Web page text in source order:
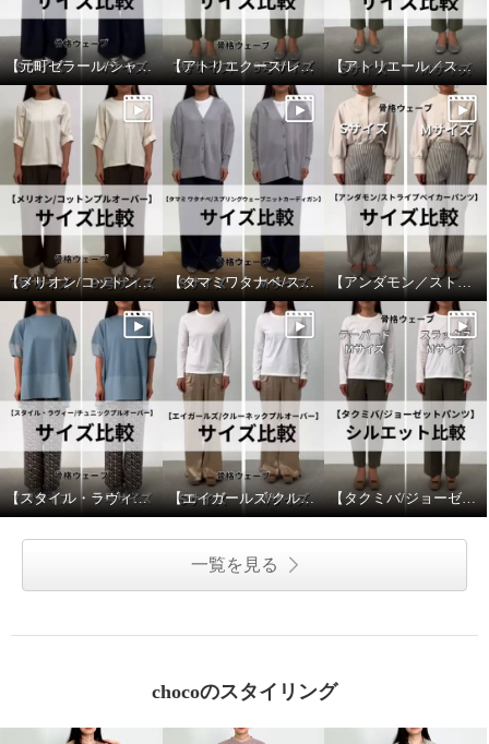
マイジュジュ 一枚で決まる！ 裾
プリーツ レイヤード風プルオー
マイジュジュ 一枚で決まる！ 裾
プリーツ レイヤード風プルオー
【元町ゼラール/シャツカーディガン】サイズ比較 【アトリエクース/レーススリーブブラウス】サイズ比較 【アトリエール／ストレッチカーブパンツ】サイズ比較
【メリオン/コットンプルオーバー】サイズ比較 【タマミワタナベ/スプリングウェーブニットカーディガン】サイズ比較 【アンダモン／ストライプベイカーパンツ】サイズ比較
【スタイル・ラヴィー/チュニックプルオーバー】サイズ比較 【エイガールズ/クルーネックプルオーバー】サイズ比較 【タクミバ/ジョーゼットパンツ】シルエット比較
一覧を見る
chocoのスタイリング